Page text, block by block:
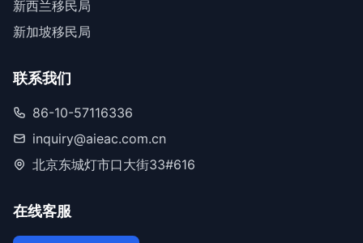
新西兰移民局
新加坡移民局
联系我们
86-10-57116336
inquiry@aieac.com.cn
北京东城灯市口大街33#616
在线客服